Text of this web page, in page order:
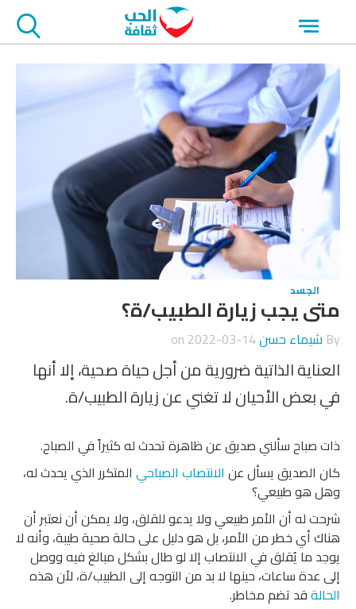
Open
menu
الجسد
متى يجب زيارة الطبيب/ة؟
By شيماء حسن2022-03-14
العناية الذاتية ضرورية من أجل حياة صحية، إلا أنها
في بعض الأحيان لا تغني عن زيارة الطبيب/ة.
ذات صباح سألني صديق عن ظاهرة تحدث له كثيراً في الصباح.
كان الصديق يسأل عن الانتصاب الصباحي المتكرر الذي يحدث له،
وهل هو طبيعي؟
شرحت له أن الأمر طبيعي ولا يدعو للقلق، ولا يمكن أن نعتبر أن
هناك أي خطر من الأمر، بل هو دليل على حالة صحية طيبة، وأنه لا
يوجد ما يُقلق في الانتصاب إلا لو طال بشكل مبالغ فيه ووصل
إلى عدة ساعات، حينها لا بد من التوجه إلى الطبيب/ة، لأن هذه
الحالةقد تضم مخاطر.